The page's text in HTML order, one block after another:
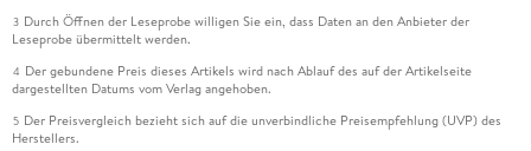
3 Durch Öffnen der Leseprobe willigen Sie ein, dass Daten an den Anbieter der
Leseprobe übermittelt werden.
4 Der gebundene Preis dieses Artikels wird nach Ablauf des auf der Artikelseite
dargestellten Datums vom Verlag angehoben.
5 Der Preisvergleich bezieht sich auf die unverbindliche Preisempfehlung (UVP) des
Herstellers.